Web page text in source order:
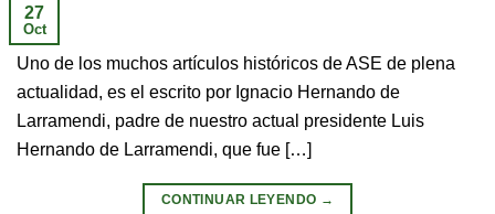
27
Oct
Uno de los muchos artículos históricos de ASE de plena
actualidad, es el escrito por Ignacio Hernando de
Larramendi, padre de nuestro actual presidente Luis
Hernando de Larramendi, que fue […]
CONTINUAR LEYENDO →